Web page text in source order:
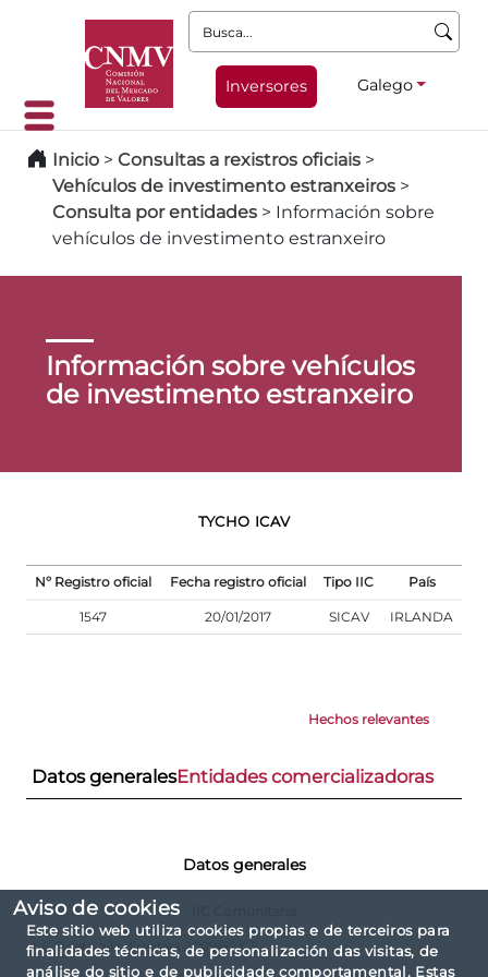
Aviso de cookies
Este sitio web utiliza cookies propias e de terceiros para
finalidades técnicas, de personalización das visitas, de
análise do sitio e de publicidade comportamental. Estas
Busca:
Inversores Galego
Inicio > Consultas a rexistros oficiais >
Vehículos de investimento estranxeiros >
Consulta por entidades > Información sobre
vehículos de investimento estranxeiro
Información sobre vehículos
de investimento estranxeiro
TYCHO ICAV
Nº Registro oficial Fecha registro oficial Tipo IIC País
1547 20/01/2017 SICAV IRLANDA
Hechos relevantes
Datos generalesEntidades comercializadoras
Datos generales
IIC Sujeto a la directiva 2009/65/CE